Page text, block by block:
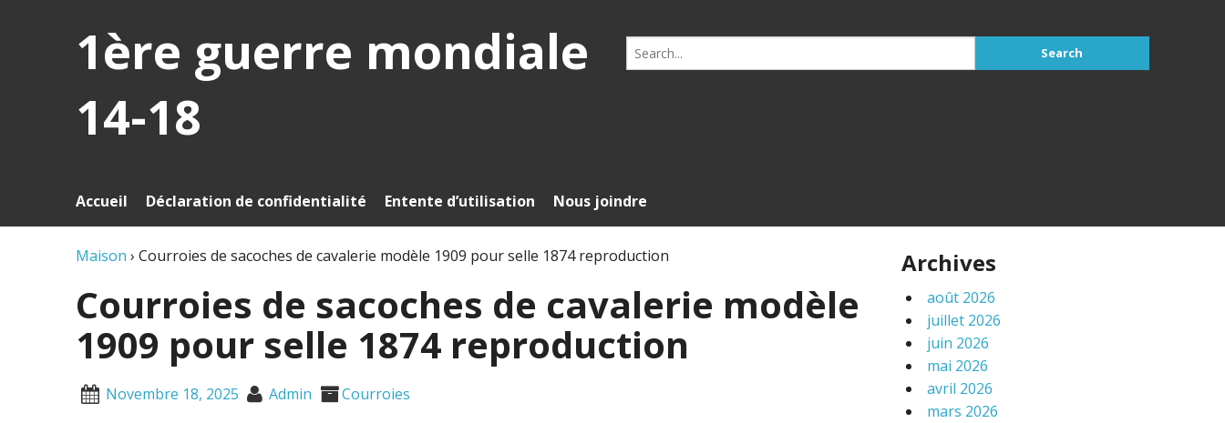
1ère guerre mondiale
14-18
Search
for:
Accueil Déclaration de confidentialité Entente d’utilisation Nous joindre
Maison › Courroies de sacoches de cavalerie modèle 1909 pour selle 1874 reproduction
Courroies de sacoches de cavalerie modèle
1909 pour selle 1874 reproduction
Novembre 18, 2025 Admin Courroies
Archives
août 2026
juillet 2026
juin 2026
mai 2026
avril 2026
mars 2026